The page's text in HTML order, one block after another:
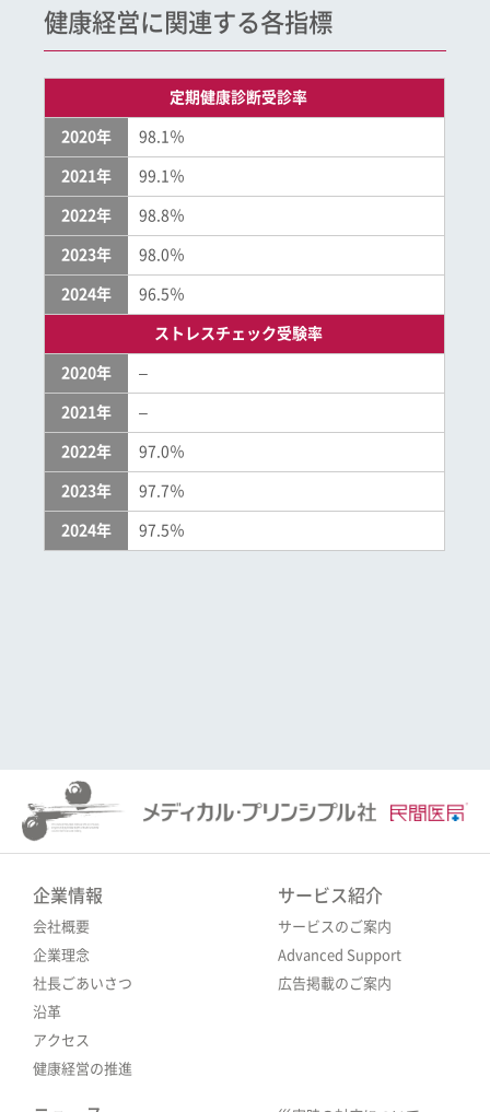
健康経営に関連する各指標
定期健康診断受診率
98.1％
99.1％
98.8％
98.0％
96.5％
ストレスチェック受験率
–
–
97.0％
97.7％
97.5％
企業情報
会社概要
企業理念
社長ごあいさつ
沿革
アクセス
健康経営の推進
サービス紹介
サービスのご案内
Advanced Support
広告掲載のご案内